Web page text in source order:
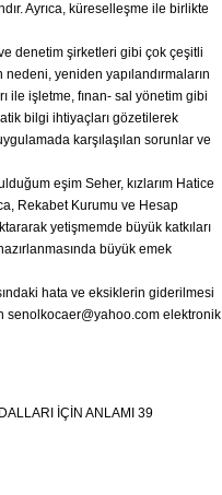
Ayrıca, küreselleşme ile birlikte
denetim şirketleri gibi çok çeşitli
yeniden yapılandırmaların
ile işletme, fınan- sal yönetim gibi
bilgi ihtiyaçları gözetilerek
karşılaşılan sorunlar ve
eşim Seher, kızlarım Hatice
Rekabet Kurumu ve Hesap
yetişmemde büyük katkıları
büyük emek
hata ve eksiklerin giderilmesi
senolkocaer@yahoo.com elektronik
İÇİN ANLAMI 39